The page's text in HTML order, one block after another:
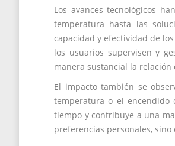
Los avances tecnológicos
temperatura hasta las
capacidad y efectividad de
los usuarios supervisen y
manera sustancial la relación
El impacto también se
temperatura o el encendido
tiempo y contribuye a una
preferencias personales,